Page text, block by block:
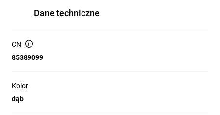
Dane techniczne
CN
85389099
Kolor
dąb